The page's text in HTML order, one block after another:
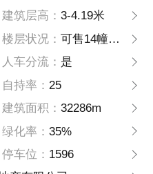
建筑层高： 3-4.19米
楼层状况： 可售14幢，9-27F高层住宅
人车分流： 是
自持率： 25
建筑面积： 32286m
绿化率： 35%
停车位： 1596